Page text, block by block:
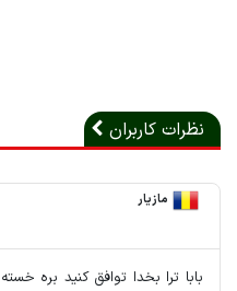
نظرات کاربران
مازیار
بابا ترا بخدا توافق کنید بره